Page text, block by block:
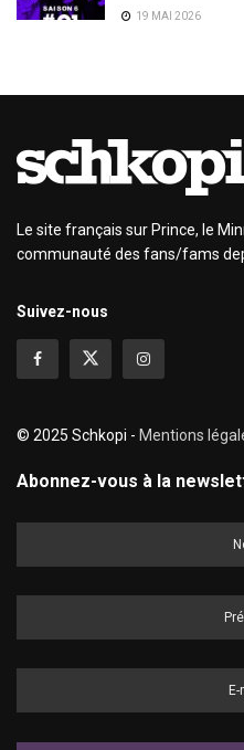
19 MAI 2026
Le site français sur Prince, le
communauté des fans/fams
Suivez-nous
© 2025 Schkopi - Mentions
Abonnez-vous à la